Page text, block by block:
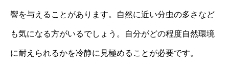
響を与えることがあります。自然に近い分虫の多さなど
も気になる方がいるでしょう。自分がどの程度自然環境
に耐えられるかを冷静に見極めることが必要です。